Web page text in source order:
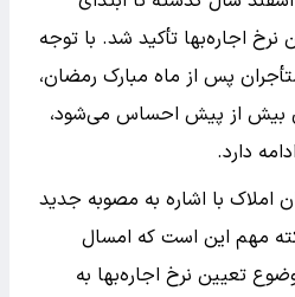
اجاره‌بها تأکید شد. با توجه
پس از ماه مبارک رمضان،
از پیش احساس می‌شود،
دارد.
املاک با اشاره به مصوبه جدید
مهم این است که امسال
تعیین نرخ اجاره‌بها به